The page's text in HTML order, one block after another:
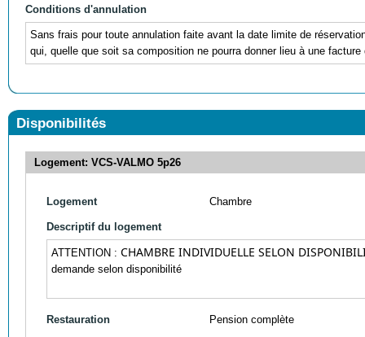
Conditions d'annulation
Sans frais pour toute annulation faite avant la date limite de
qui, quelle que soit sa composition ne pourra donner lieu à une
Disponibilités
Logement: VCS-VALMO 5p26
Logement Chambre
Descriptif du logement
ATTENTION : CHAMBRE INDIVIDUELLE SELON
demande selon disponibilité
Restauration Pension complète